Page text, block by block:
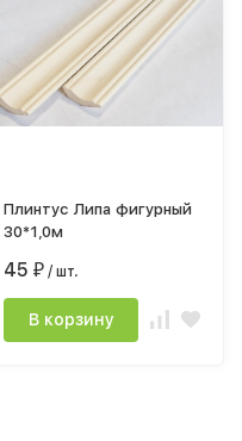
Плинтус Липа фигурный
30*1,0м
45₽ / шт.
В корзину